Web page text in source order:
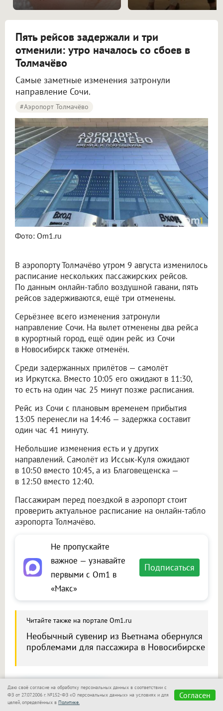
Пять рейсов задержали и три
отменили: утро началось со сбоев в
Толмачёво
Самые заметные изменения затронули
направление Сочи.
#Аэропорт Толмачёво
Фото: Om1.ru
В аэропорту Толмачёво утром 9 августа изменилось
расписание нескольких пассажирских рейсов.
По данным онлайн-табло воздушной гавани, пять
рейсов задерживаются, ещё три отменены.
Серьёзнее всего изменения затронули
направление Сочи. На вылет отменены два рейса
в курортный город, ещё один рейс из Сочи
в Новосибирск также отменён.
Среди задержанных прилётов — самолёт
из Иркутска. Вместо 10:05 его ожидают в 11:30,
то есть на один час 25 минут позже расписания.
Рейс из Сочи с плановым временем прибытия
13:05 перенесли на 14:46 — задержка составит
один час 41 минуту.
Небольшие изменения есть и у других
направлений. Самолёт из Иссык-Куля ожидают
в 10:50 вместо 10:45, а из Благовещенска —
в 12:50 вместо 12:40.
Пассажирам перед поездкой в аэропорт стоит
проверить актуальное расписание на онлайн-табло
аэропорта Толмачёво.
Не пропускайте
важное — узнавайте
первыми с Om1 в
«Макс»
Подписаться
Читайте также на портале Om1.ru
Необычный сувенир из Вьетнама обернулся
проблемами для пассажира в Новосибирске
Сообщить новость
Даю своё согласие на обработку персональных данных в соответствии с
ФЗ от 27.07.2006 г. №152-ФЗ «О персональных данных» на условиях и для
целей, определённых в Политике.
Согласен